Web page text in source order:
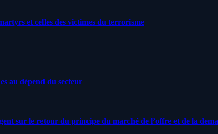
et celles des victimes du terrorisme
au dépend du secteur
sur le retour du principe du marché de l’offre et de la